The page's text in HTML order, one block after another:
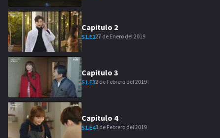
Capitulo 2
S1.E227 de Enero del 2019
Capitulo 3
S1.E32 de Febrero del 2019
Capitulo 4
S1.E43 de Febrero del 2019